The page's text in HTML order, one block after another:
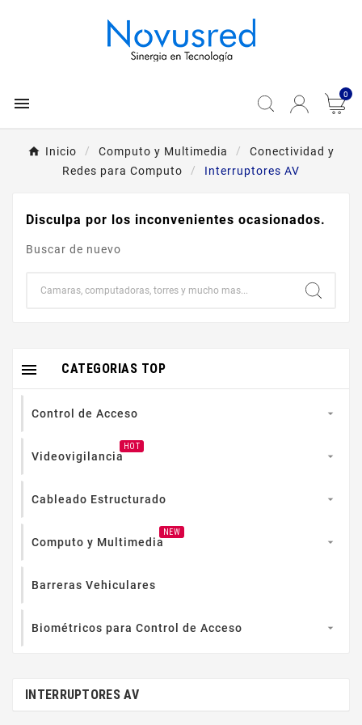
 0
Inicio Computo y Multimedia
Conectividad y
Redes para Computo
Interruptores AV
Disculpa por los inconvenientes ocasionados.
Buscar de nuevo
CATEGORIAS TOP

Control de Acceso 
Videovigilancia
HOT

Cableado Estructurado 
Computo y Multimedia
NEW

Barreras Vehiculares
Biométricos para Control de Acceso 
INTERRUPTORES AV